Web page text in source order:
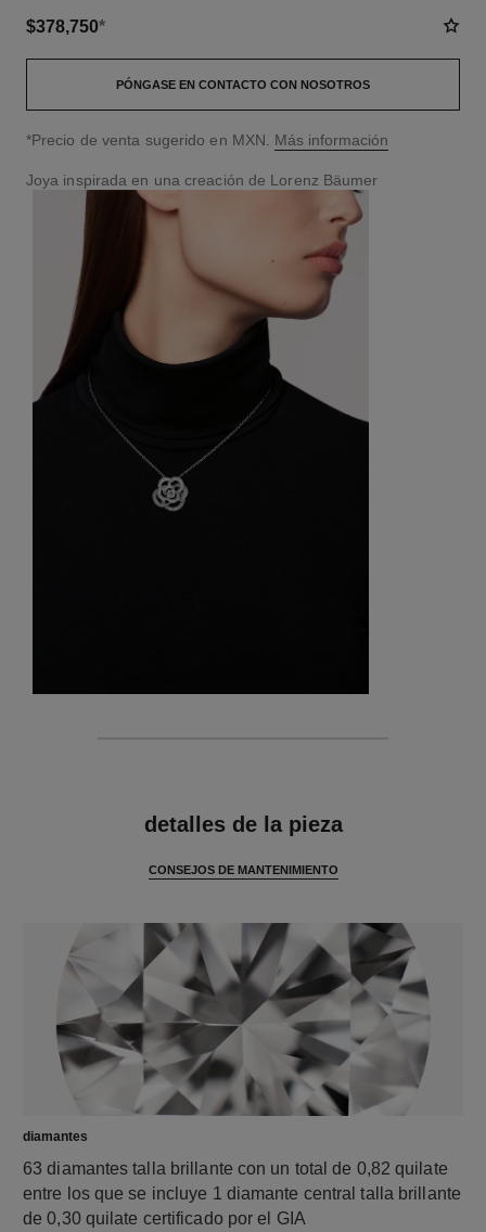
$378,750*
PÓNGASE EN CONTACTO CON NOSOTROS
↩
*Precio de venta sugerido en MXN. Más información
Joya inspirada en una creación de Lorenz Bäumer
detalles de la pieza
CONSEJOS DE MANTENIMIENTO
diamantes
63 diamantes talla brillante con un total de 0,82 quilate
entre los que se incluye 1 diamante central talla brillante
de 0,30 quilate certificado por el GIA